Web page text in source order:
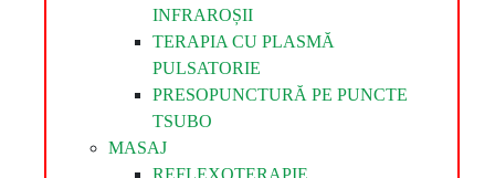
INFRAROȘII
TERAPIA CU PLASMĂ
PULSATORIE
PRESOPUNCTURĂ PE PUNCTE
TSUBO
MASAJ